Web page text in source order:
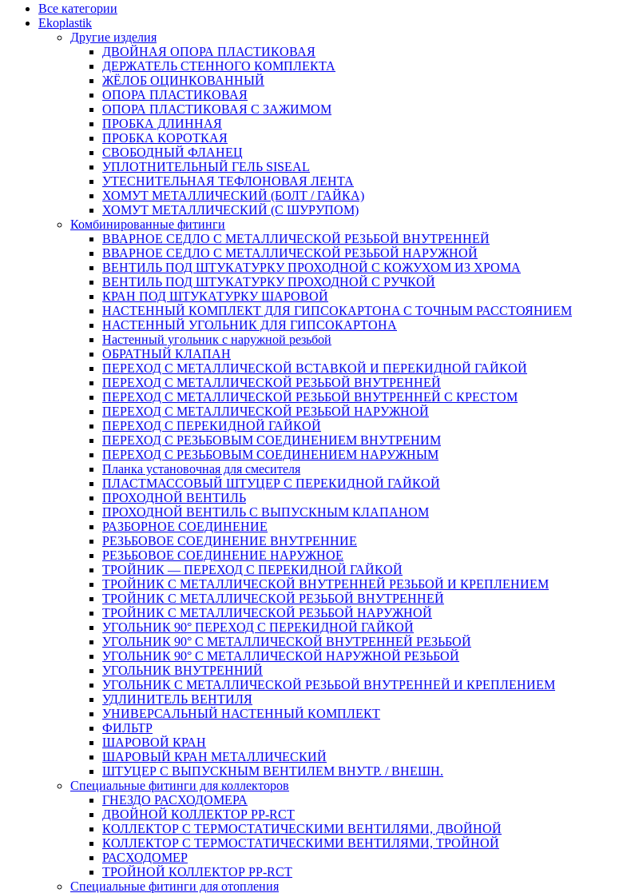
Все категории
Ekoplastik
Другие изделия
ДВОЙНАЯ ОПОРА ПЛАСТИКОВАЯ
ДЕРЖАТЕЛЬ СТЕННОГО КОМПЛЕКТА
ЖЁЛОБ ОЦИНКОВАННЫЙ
ОПОРА ПЛАСТИКОВАЯ
ОПОРА ПЛАСТИКОВАЯ С ЗАЖИМОМ
ПРОБКА ДЛИННАЯ
ПРОБКА КОРОТКАЯ
СВОБОДНЫЙ ФЛАНЕЦ
УПЛОТНИТЕЛЬНЫЙ ГЕЛЬ SISEAL
УТЕСНИТЕЛЬНАЯ ТЕФЛОНОВАЯ ЛЕНТА
ХОМУТ МЕТАЛЛИЧЕСКИЙ (БОЛТ / ГАЙКА)
ХОМУТ МЕТАЛЛИЧЕСКИЙ (С ШУРУПОМ)
Комбинированные фитинги
ВВАРНОЕ СЕДЛО С МЕТАЛЛИЧЕСКОЙ РЕЗЬБОЙ ВНУТРЕННЕЙ
ВВАРНОЕ СЕДЛО С МЕТАЛЛИЧЕСКОЙ РЕЗЬБОЙ НАРУЖНОЙ
ВЕНТИЛЬ ПОД ШТУКАТУРКУ ПРОХОДНОЙ С КОЖУХОМ ИЗ ХРОМА
ВЕНТИЛЬ ПОД ШТУКАТУРКУ ПРОХОДНОЙ С РУЧКОЙ
КРАН ПОД ШТУКАТУРКУ ШАРОВОЙ
НАСТЕННЫЙ КОМПЛЕКТ ДЛЯ ГИПСОКАРТОНA С ТОЧНЫМ РАССТОЯНИЕМ
НАСТЕННЫЙ УГОЛЬНИК ДЛЯ ГИПСОКАРТОНА
Настенный угольник с наружной резьбой
ОБРАТНЫЙ КЛАПАН
ПЕРЕХОД С МЕТАЛЛИЧЕСКОЙ ВСТАВКОЙ И ПЕРЕКИДНОЙ ГАЙКОЙ
ПЕРЕХОД С МЕТАЛЛИЧЕСКОЙ РЕЗЬБОЙ ВНУТРЕННЕЙ
ПЕРЕХОД С МЕТАЛЛИЧЕСКОЙ РЕЗЬБОЙ ВНУТРЕННЕЙ С КРЕСТОМ
ПЕРЕХОД С МЕТАЛЛИЧЕСКОЙ РЕЗЬБОЙ НАРУЖНОЙ
ПЕРЕХОД С ПЕРЕКИДНОЙ ГАЙКОЙ
ПЕРЕХОД С РЕЗЬБОВЫМ СОЕДИНЕНИЕМ ВНУТРЕНИМ
ПЕРЕХОД С РЕЗЬБОВЫМ СОЕДИНЕНИЕМ НАРУЖНЫМ
Планка установочная для смесителя
ПЛАСТМАССОВЫЙ ШТУЦЕР С ПЕРЕКИДНОЙ ГАЙКОЙ
ПРОХОДНОЙ ВЕНТИЛЬ
ПРОХОДНОЙ ВЕНТИЛЬ С ВЫПУСКНЫМ КЛАПАНОМ
РАЗБОРНОЕ СОЕДИНЕНИЕ
РЕЗЬБОВОЕ СОЕДИНЕНИЕ ВНУТРЕННИЕ
РЕЗЬБОВОЕ СОЕДИНЕНИЕ НАРУЖНОЕ
ТРОЙНИК — ПЕРЕХОД С ПЕРЕКИДНОЙ ГАЙКОЙ
ТРОЙНИК С МЕТАЛЛИЧЕСКОЙ ВНУТРЕННЕЙ РЕЗЬБОЙ И КРЕПЛЕНИЕМ
ТРОЙНИК С МЕТАЛЛИЧЕСКОЙ РЕЗЬБОЙ ВНУТРЕННЕЙ
ТРОЙНИК С МЕТАЛЛИЧЕСКОЙ РЕЗЬБОЙ НАРУЖНОЙ
УГОЛЬНИК 90° ПЕРЕХОД С ПЕРЕКИДНОЙ ГАЙКОЙ
УГОЛЬНИК 90° С МЕТАЛЛИЧЕСКОЙ ВНУТРЕННEЙ РЕЗЬБОЙ
УГОЛЬНИК 90° С МЕТАЛЛИЧЕСКОЙ НАРУЖНОЙ РЕЗЬБОЙ
УГОЛЬНИК ВНУТРЕННИЙ
УГОЛЬНИК С МЕТАЛЛИЧЕСКОЙ РЕЗЬБОЙ ВНУТРЕННЕЙ И КРЕПЛЕНИЕМ
УДЛИНИТЕЛЬ ВЕНТИЛЯ
УНИВЕРСАЛЬНЫЙ НАСТЕННЫЙ КОМПЛЕКТ
ФИЛЬТР
ШАРОВОЙ КРАН
ШАРОВЫЙ КРАН МЕТАЛЛИЧЕСКИЙ
ШТУЦЕР С ВЫПУСКНЫМ ВЕНТИЛЕМ ВНУТР. / ВНЕШН.
Специальные фитинги для коллекторов
ГНЕЗДО РАСХОДОМЕРА
ДВОЙНОЙ КОЛЛЕКТОР PP-RCT
КОЛЛЕКТОР С ТЕРМОСТАТИЧЕСКИМИ ВЕНТИЛЯМИ, ДВОЙНОЙ
КОЛЛЕКТОР С ТЕРМОСТАТИЧЕСКИМИ ВЕНТИЛЯМИ, ТРОЙНОЙ
РАСХОДОМЕР
ТРОЙНОЙ КОЛЛЕКТОР PP-RCT
Специальные фитинги для отопления